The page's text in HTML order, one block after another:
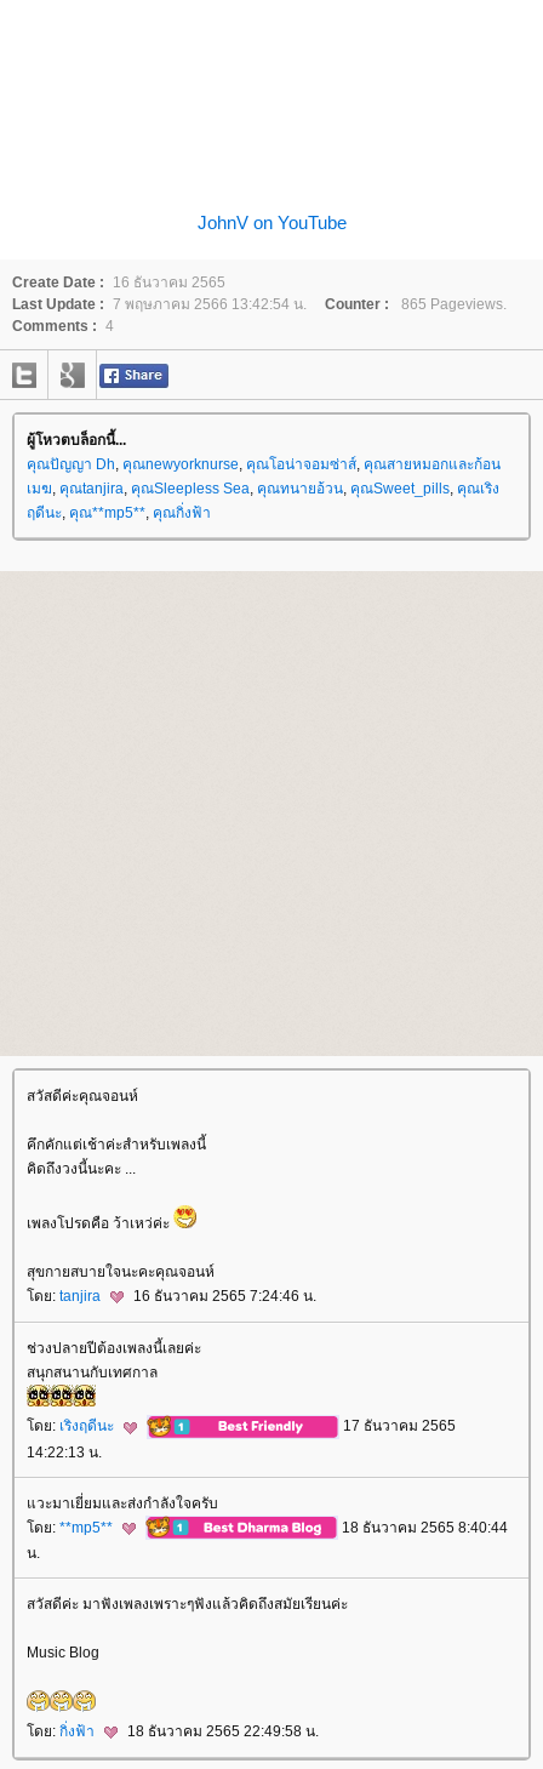
JohnV on YouTube
Create Date :
16 ธันวาคม 2565
Last Update : 7 พฤษภาคม 2566 13:42:54 น. Counter :
865 Pageviews.
Comments : 4
ผู้โหวตบล็อกนี้...
คุณปัญญา Dh, คุณnewyorknurse, คุณโอน่าจอมซ่าส์, คุณสายหมอกและก้อน
เมฆ, คุณtanjira, คุณSleepless Sea, คุณทนายอ้วน, คุณSweet_pills, คุณเริง
ฤดีนะ, คุณ**mp5**, คุณกิ่งฟ้า
สวัสดีค่ะคุณจอนห์
คึกคักแต่เช้าค่ะสำหรับเพลงนี้
คิดถึงวงนี้นะคะ ...
เพลงโปรดคือ ว้าเหว่ค่ะ
สุขกายสบายใจนะคะคุณจอนห์
ดย: tanjira 16 ธันวาคม 2565 7:24:46 น.
ช่วงปลายปีต้องเพลงนี้เลยค่ะ
สนุกสนานกับเทศกาล
ดย: เริงฤดีนะ
17 ธันวาคม 2565
14:22:13 น.
วะมาเยี่ยมและส่งกำลังใจครับ
ดย: **mp5**
18 ธันวาคม 2565 8:40:44
น.
สวัสดีค่ะ มาฟังเพลงเพราะๆฟังแล้วคิดถึงสมัยเรียนค่ะ
Music Blog
ดย: กิ่งฟ้า 18 ธันวาคม 2565 22:49:58 น.